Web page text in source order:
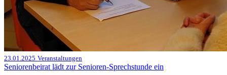
23.01.2025 Veranstaltungen
Seniorenbeirat lädt zur Senioren-Sprechstunde ein